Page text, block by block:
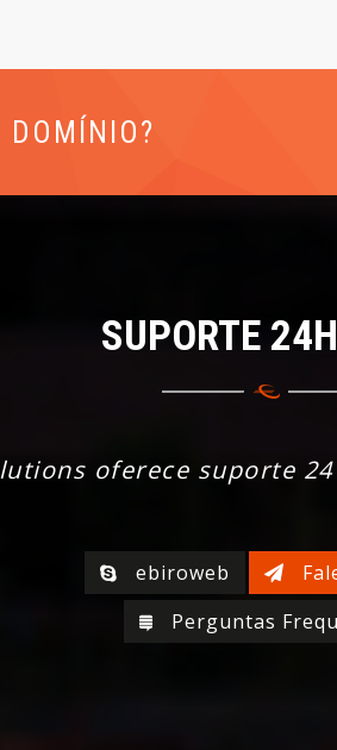
DOMÍNIO?
SUPORTE
oferece suporte
ebiroweb
Perguntas